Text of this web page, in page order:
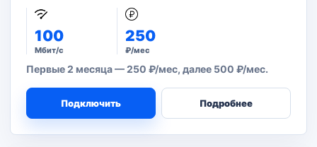
100
Мбит/с
250
₽/мес
Первые 2 месяца — 250 ₽/мес, далее 500 ₽/мес.
Подключить Подробнее